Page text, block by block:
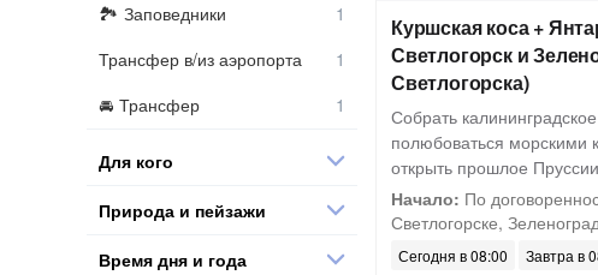
Куршская коса +
Светлогорск и
Светлогорска)
Собрать
полюбоваться морскими
открыть прошлое Пруссии
Начало: По
Светлогорске,
Сегодня в 08:00
Завтра в
Заповедники
Трансфер в/из аэропорта
Трансфер
Для кого
Природа и пейзажи
Время дня и года